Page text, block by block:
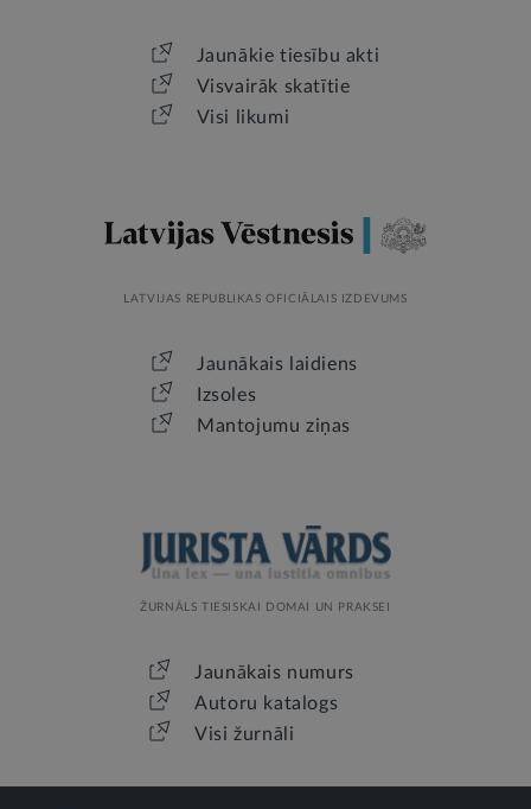
Jaunākie tiesību akti
Visvairāk skatītie
Visi likumi
LATVIJAS REPUBLIKAS OFICIĀLAIS IZDEVUMS
Jaunākais laidiens
Izsoles
Mantojumu ziņas
ŽURNĀLS TIESISKAI DOMAI UN PRAKSEI
Jaunākais numurs
Autoru katalogs
Visi žurnāli